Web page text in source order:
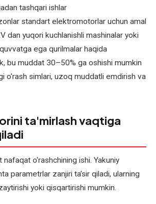
tashqari ishlar
standart elektromotorlar uchun amal
dan yuqori kuchlanishli mashinalar yoki
ega qurilmalar haqida
bu muddat 30–50% ga oshishi mumkin
o'rash simlari, uzoq muddatli emdirish va
ta'mirlash vaqtiga
o'rashchining ishi. Yakuniy
parametrlar zanjiri taʼsir qiladi, ularning
yoki qisqartirishi mumkin.